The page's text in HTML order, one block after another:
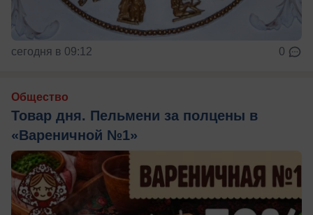
сегодня в 09:12 0
Общество
Товар дня. Пельмени за полцены в
«Вареничной №1»